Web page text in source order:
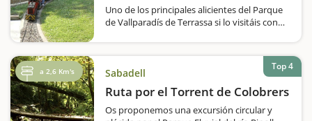
Uno de los principales alicientes del Parque
de Vallparadís de Terrassa si lo visitáis con
recorrido tan sólo es de unos 400 metros,…
a 2,6 Km's Sabadell
Ruta por el Torrent de Colobrers
Os proponemos una excursión circular y
Top 4